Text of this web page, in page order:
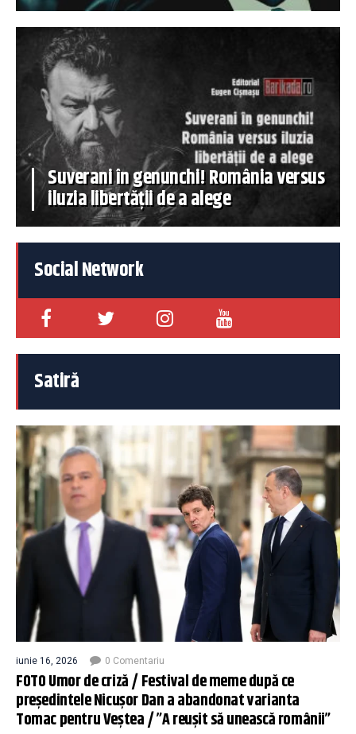
Suverani în genunchi! România versus
iluzia libertății de a alege
Social Network
Satiră
iunie 16, 2026 0 Comentariu
FOTO Umor de criză / Festival de meme după ce
președintele Nicușor Dan a abandonat varianta
Tomac pentru Veștea / ”A reușit să unească românii”